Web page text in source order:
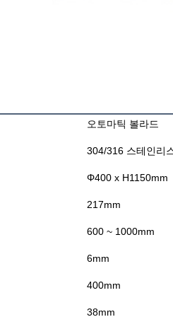
오토마틱 볼라드
304/316 스테인리
Φ400 x H1150mm
217mm
600 ~ 1000mm
6mm
400mm
38mm